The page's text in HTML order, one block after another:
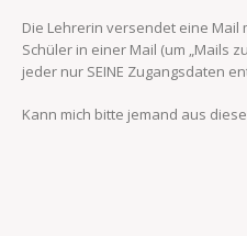
Die Lehrerin versendet eine Mail
Schüler in einer Mail (um „Mails
jeder nur SEINE Zugangsdaten
Kann mich bitte jemand aus